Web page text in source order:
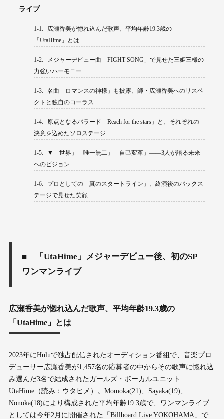
ライブ
1-1.
広瀬香美が惚れ込んだ歌声、平均年齢19.3歳の
「UtaHime」とは
1-2.
メジャーデビュー曲「FIGHT SONG」で見せた三姫三様の
力強いハーモニー
1-3.
名曲「ロマンスの神様」も披露、師・広瀬香美へのリスペ
クトと独自のコーラス
1-4.
原点となるバラード「Reach for the stars」と、それぞれの
決意を込めたソロステージ
1-5.
▼「世界」「唯一無二」「自己変革」——3人が語る未来
へのビジョン
1-6.
プロとしての「真のスタートライン」、終演後のバックス
テージで見せた笑顔
■ 「UtaHime」メジャーデビュー後、初のSP
ワンマンライブ
広瀬香美が惚れ込んだ歌声、平均年齢19.3歳の
「UtaHime」とは
2023年にHuluで独占配信されたオーディション番組で、音楽プロ
デューサー広瀬香美が1,457名の応募者の中からその歌声に惚れ込
み選んだ3名で結成されたガールズ・ボーカルユニット
UtaHime（読み：ウタヒメ）。Momoka(21)、Sayaka(19)、
Nonoka(18)により構成された平均年齢19.3歳で、ワンマンライブ
としては今年2月に開催された「Billboard Live YOKOHAMA」で